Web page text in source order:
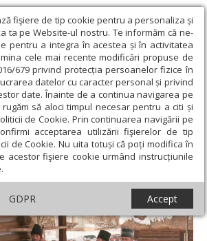
fişiere de tip cookie pentru a personaliza și
ta pe Website-ul nostru. Te informăm că ne-
pentru a integra în acestea și în activitatea
cele mai recente modificări propuse de
679 privind protecția persoanelor fizice în
datelor cu caracter personal și privind
date. Înainte de a continua navigarea pe
să aloci timpul necesar pentru a citi și
de Cookie. Prin continuarea navigării pe
acceptarea utilizării fişierelor de tip
de Cookie. Nu uita totuși că poți modifica în
acestor fişiere cookie urmând instrucțiunile
GDPR Accept
și Cultură › Cultură › Colindele de
ortodoxă a poporului român
populară în tradiția
român